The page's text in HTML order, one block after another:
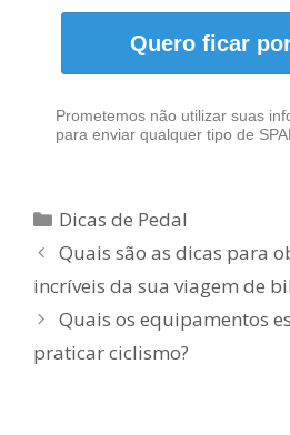
Quero ficar
Prometemos não utilizar suas
para enviar qualquer tipo de
Categorias
Dicas de Pedal
Quais são as dicas para
incríveis da sua viagem de
Quais os equipamentos
praticar ciclismo?